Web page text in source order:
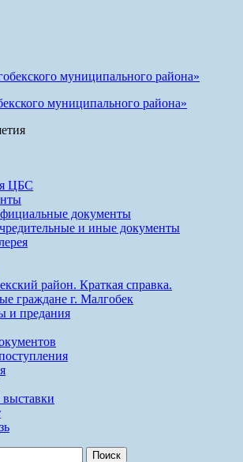
муниципального района»
ЦБС
документы
и иные документы
район. Краткая справка.
граждане г. Малгобек
и предания